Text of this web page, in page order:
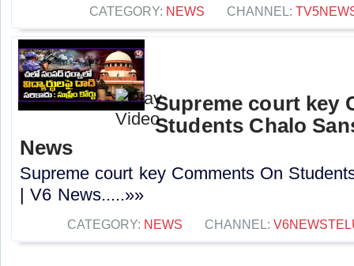
CATEGORY: NEWS CHANNEL:
Supreme court key
Students Chalo
News
Supreme court key Comments On
| V6 News.....»»
CATEGORY: NEWS CHANNEL: